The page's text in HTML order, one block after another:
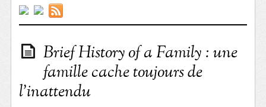
Brief History of a Family : une
famille cache toujours de
l’inattendu